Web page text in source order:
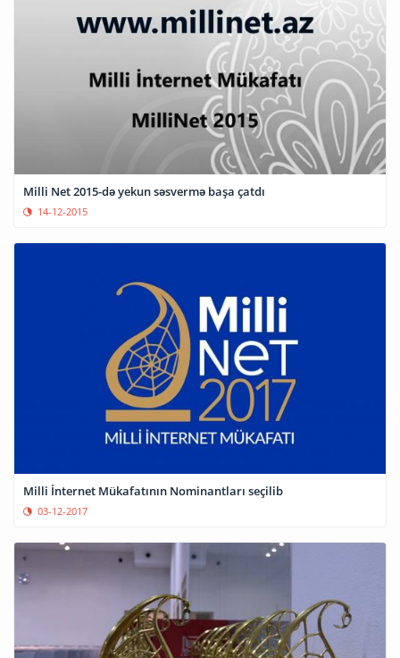
Milli Net 2015-də yekun səsvermə başa çatdı
14-12-2015
Milli İnternet Mükafatının Nominantları seçilib
03-12-2017